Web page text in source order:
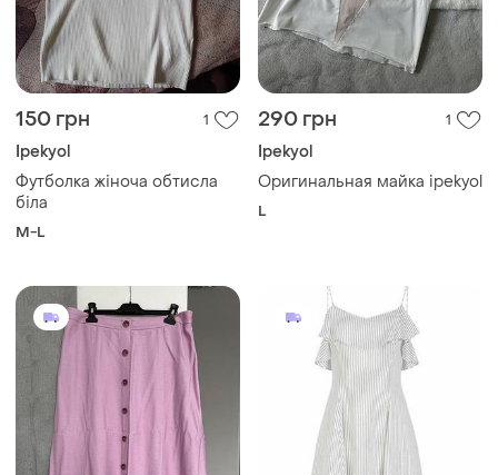
150 грн 1
Ipekyol
Футболка жіноча обтисла
біла
M-L
290 грн 1
Ipekyol
Оригинальная майка ipekyol
L